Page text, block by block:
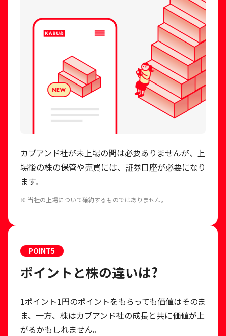
カブアンド社が未上場の間は必要ありませんが、上
場後の株の保管や売買には、証券口座が必要になり
ます。
※ 当社の上場について確約するものではありません。
POINT5
ポイントと株の違いは?
1ポイント1円のポイントをもらっても価値はそのま
ま、一方、株はカブアンド社の成長と共に価値が上
がるかもしれません。